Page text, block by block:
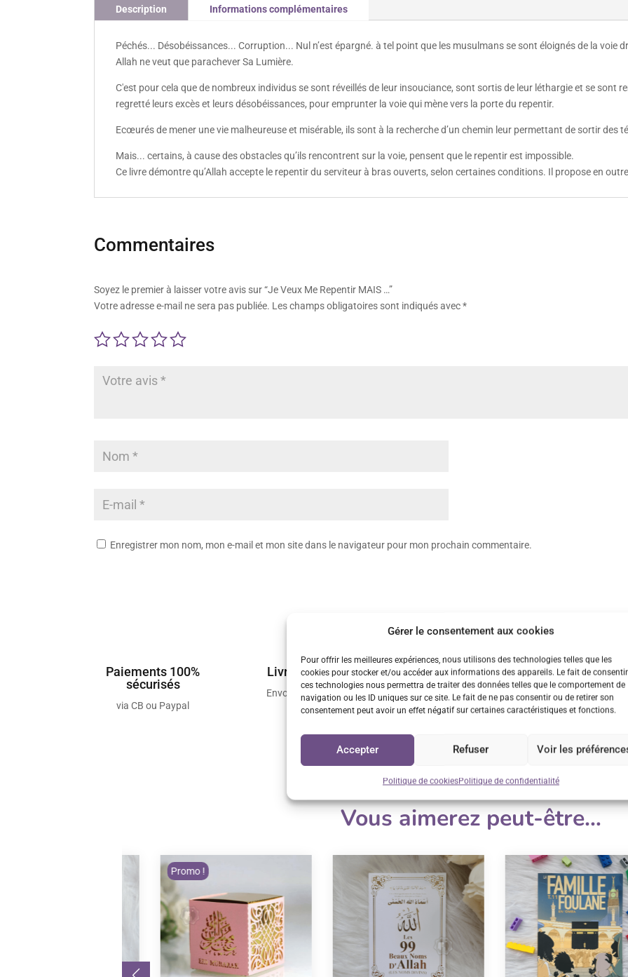
Gérer le consentement aux cookies
Pour offrir les meilleures expériences, nous utilisons des technologies telles que les
cookies pour stocker et/ou accéder aux informations des appareils. Le fait de
ces technologies nous permettra de traiter des données telles que le comportement de
navigation ou les ID uniques sur ce site. Le fait de ne pas consentir ou de retirer son
consentement peut avoir un effet négatif sur certaines caractéristiques et fonctions.
Accepter Refuser Voir les
Politique de cookiesPolitique de confidentialité
Description Informations complémentaires
Péchés... Désobéissances... Corruption... Nul n’est épargné. à tel point que les musulmans se sont éloignés de la voie
Allah ne veut que parachever Sa Lumière.
C'est pour cela que de nombreux individus se sont réveillés de leur insouciance, sont sortis de leur léthargie et se sont
regretté leurs excès et leurs désobéissances, pour emprunter la voie qui mène vers la porte du repentir.
Ecœurés de mener une vie malheureuse et misérable, ils sont à la recherche d’un chemin leur permettant de sortir des
Mais... certains, à cause des obstacles qu’ils rencontrent sur la voie, pensent que le repentir est impossible.
Ce livre démontre qu’Allah accepte le repentir du serviteur à bras ouverts, selon certaines conditions. Il propose en
Commentaires
Soyez le premier à laisser votre avis sur “Je Veux Me Repentir MAIS …”
Votre adresse e-mail ne sera pas publiée. Les champs obligatoires sont indiqués avec*
Enregistrer mon nom, mon e-mail et mon site dans le navigateur pour mon prochain commentaire.
Paiements 100%
sécurisés
via CB ou Paypal
Livraison rapide
Envois sous 48h/72h
Retrait GRATUIT sur
Vénissieux
sur rendez-vous
Service
Vous aimerez peut-être…
Promo !